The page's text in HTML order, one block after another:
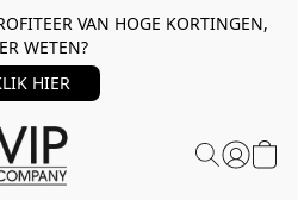
VAN HOGE KORTINGEN,
WETEN?
HIER